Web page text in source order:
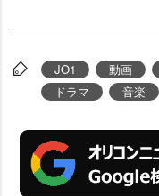
JO1 動画
ドラマ
音楽